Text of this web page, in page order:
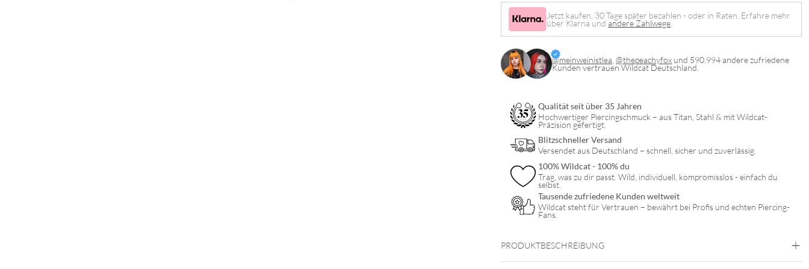
Jetzt kaufen, 30 Tage später bezahlen - oder in Raten. Erfahre mehr
über Klarna undandere Zahlwege
@meinweinistlea @thepeachyfox und 590.994 andere zufriedene
Kunden vertrauen Wildcat Deutschland.
Qualität seit über 35 Jahren
Hochwertiger Piercingschmuck – aus Titan, Stahl & mit Wildcat-
Präzision gefertigt.
Blitzschneller Versand
Versendet aus Deutschland – schnell, sicher und zuverlässig.
100% Wildcat - 100% du
Trag, was zu dir passt. Wild, individuell, kompromisslos - einfach du
selbst.
Tausende zufriedene Kunden weltweit
Wildcat steht für Vertrauen – bewährt bei Profis und echten Piercing-
Fans.
PRODUKTBESCHREIBUNG